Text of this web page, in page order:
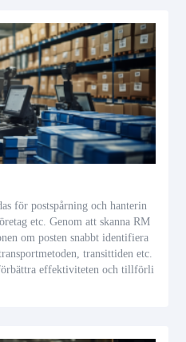
för postspårning och hanterin
etc. Genom att skanna RM
om posten snabbt identifiera
transittiden etc.
effektiviteten och tillförli